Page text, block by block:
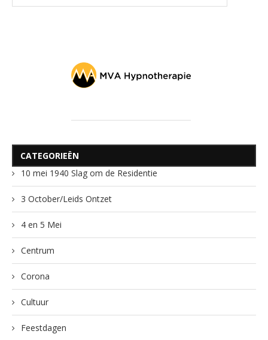
CATEGORIEËN
10 mei 1940 Slag om de Residentie
3 October/Leids Ontzet
4 en 5 Mei
Centrum
Corona
Cultuur
Feestdagen